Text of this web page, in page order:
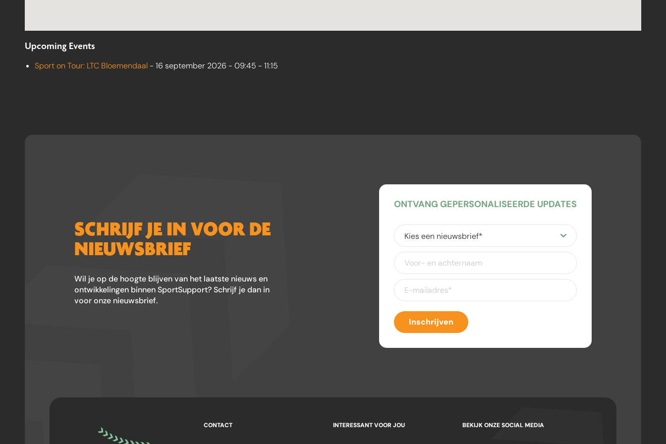
Upcoming Events
Sport on Tour: LTC Bloemendaal- 16 september 2026 - 09:45 - 11:15
SCHRIJF JE IN VOOR DE
NIEUWSBRIEF
Wil je op de hoogte blijven van het laatste nieuws en
ontwikkelingen binnen SportSupport? Schrijf je dan in
voor onze nieuwsbrief.
ONTVANG GEPERSONALISEERDE UPDATES
Kies
een
nieuwsbrief(Vereist)
Voor-
en
achternaam
E-
mailadres(Vereist)
Inschrijven
CONTACT INTERESSANT VOOR JOU BEKIJK ONZE SOCIAL MEDIA